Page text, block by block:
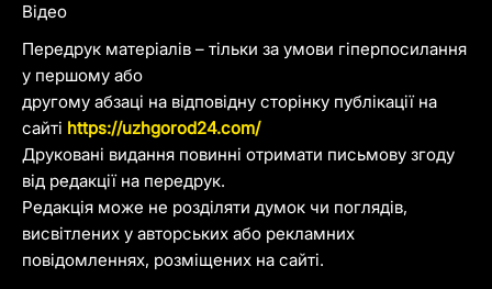
Передрук матеріалів – тільки за умови гіперпосилання
у першому або
другому абзаці на відповідну сторінку публікації на
сайті https://uzhgorod24.com/
Друковані видання повинні отримати письмову згоду
від редакції на передрук.
Редакція може не розділяти думок чи поглядів,
висвітлених у авторських або рекламних
повідомленнях, розміщених на сайті.
Відео